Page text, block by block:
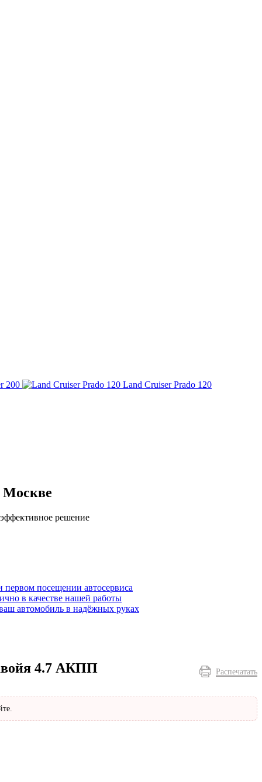
200
Land Cruiser Prado 120
Москве
решение
первом посещении автосервиса
в качестве нашей работы
автомобиль в надёжных руках
Распечатать
4.7 АКПП